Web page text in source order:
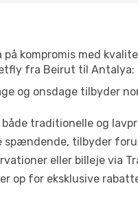
kompromis med
fra Beirut til Antalya:
og onsdage tilbyder
traditionelle og
tilbyder
eller billeje via
op for eksklusive